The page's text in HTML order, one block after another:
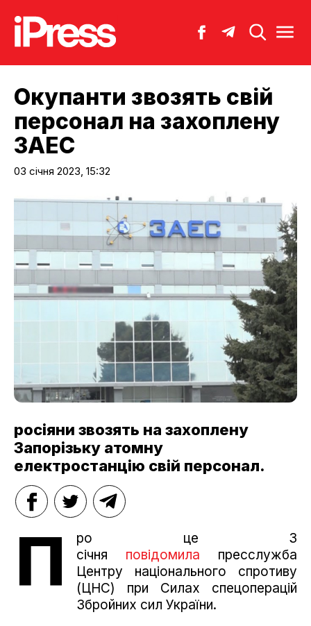
Окупанти звозять свій
персонал на захоплену
ЗАЕС
03 січня 2023, 15:32
росіяни звозять на захоплену
Запорізьку атомну
електростанцію свій персонал.
П
ро це 3
січня повідомила пресслужба
Центру національного спротиву
(ЦНС) при Силах спецоперацій
Збройних сил України.